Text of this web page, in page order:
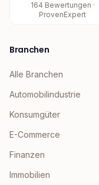
164 Bewertungen ·
ProvenExpert
Branchen
Alle Branchen
Automobilindustrie
Konsumgüter
E-Commerce
Finanzen
Immobilien